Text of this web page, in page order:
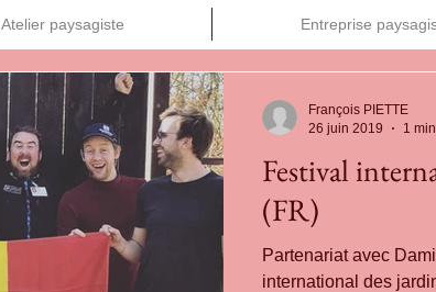
Atelier paysagiste Entreprise
Festival
(FR)
Partenariat avec
international des
François PIETTE
26 juin 2019
1